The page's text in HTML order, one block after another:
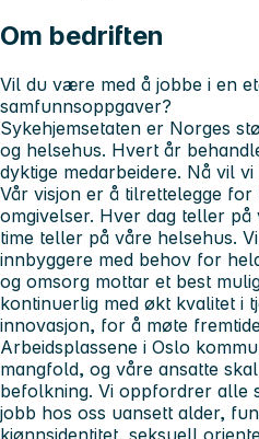
Om bedriften
Vil du være med å jobbe i en
samfunnsoppgaver?
Sykehjemsetaten er Norges
og helsehus. Hvert år
dyktige medarbeidere. Nå vil
Vår visjon er å tilrettelegge
omgivelser. Hver dag teller
time teller på våre helsehus.
innbyggere med behov for
og omsorg mottar et best
kontinuerlig med økt kvalitet i
innovasjon, for å møte
Arbeidsplassene i Oslo
mangfold, og våre ansatte
befolkning. Vi oppfordrer alle
jobb hos oss uansett alder,
kjønnsidentitet, seksuell